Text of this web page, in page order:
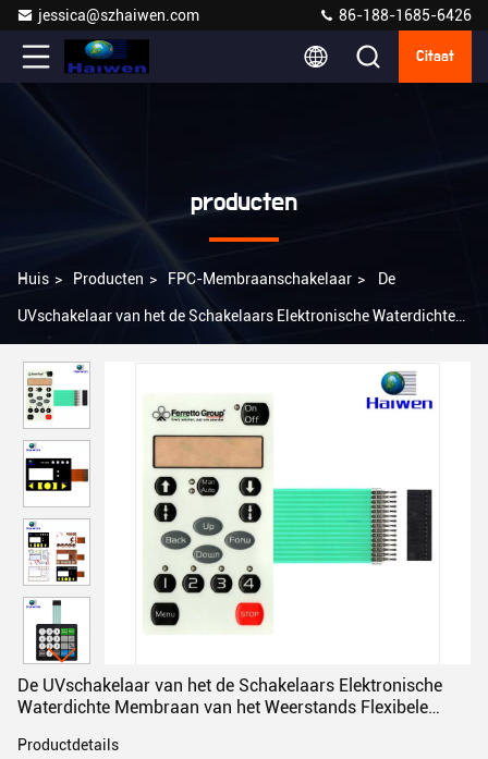
jessica@szhaiwen.com 86-188-1685-6426
Citaat
producten
Huis > Producten > FPC-Membraanschakelaar > De
UVschakelaar van het de Schakelaars Elektronische Waterdichte
De UVschakelaar van het de Schakelaars Elektronische
Waterdichte Membraan van het Weerstands Flexibele
Productdetails